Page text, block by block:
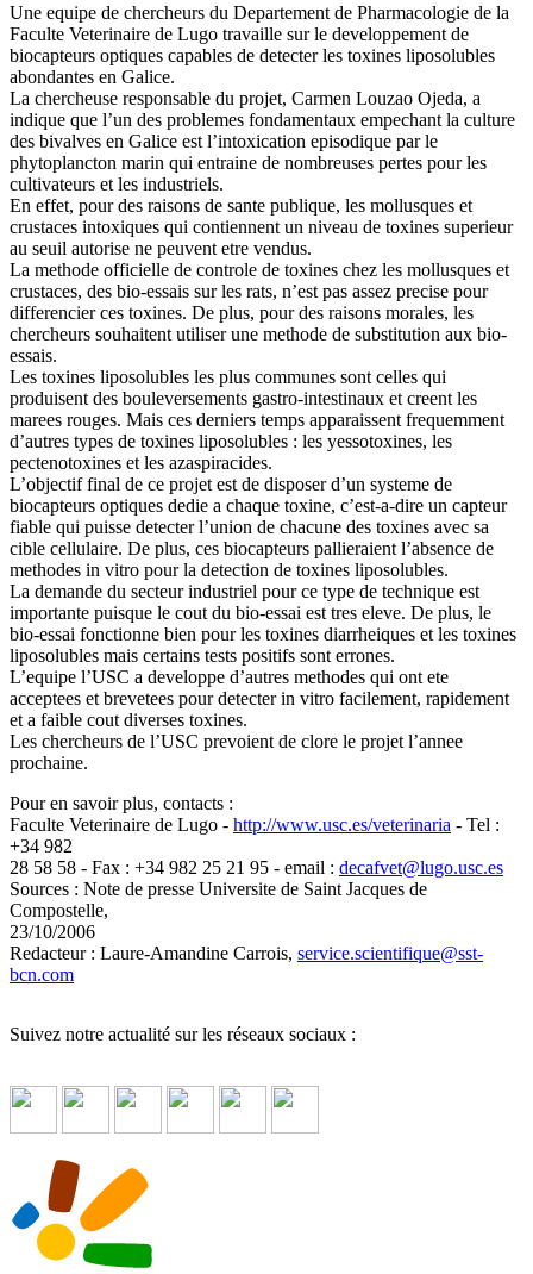
Une equipe de chercheurs du Departement de Pharmacologie de la
Faculte Veterinaire de Lugo travaille sur le developpement de
biocapteurs optiques capables de detecter les toxines liposolubles
abondantes en Galice.
La chercheuse responsable du projet, Carmen Louzao Ojeda, a
indique que l’un des problemes fondamentaux empechant la culture
des bivalves en Galice est l’intoxication episodique par le
phytoplancton marin qui entraine de nombreuses pertes pour les
cultivateurs et les industriels.
En effet, pour des raisons de sante publique, les mollusques et
crustaces intoxiques qui contiennent un niveau de toxines superieur
au seuil autorise ne peuvent etre vendus.
La methode officielle de controle de toxines chez les mollusques et
crustaces, des bio-essais sur les rats, n’est pas assez precise pour
differencier ces toxines. De plus, pour des raisons morales, les
chercheurs souhaitent utiliser une methode de substitution aux bio-
essais.
Les toxines liposolubles les plus communes sont celles qui
produisent des bouleversements gastro-intestinaux et creent les
marees rouges. Mais ces derniers temps apparaissent frequemment
d’autres types de toxines liposolubles : les yessotoxines, les
pectenotoxines et les azaspiracides.
L’objectif final de ce projet est de disposer d’un systeme de
biocapteurs optiques dedie a chaque toxine, c’est-a-dire un capteur
fiable qui puisse detecter l’union de chacune des toxines avec sa
cible cellulaire. De plus, ces biocapteurs pallieraient l’absence de
methodes in vitro pour la detection de toxines liposolubles.
La demande du secteur industriel pour ce type de technique est
importante puisque le cout du bio-essai est tres eleve. De plus, le
bio-essai fonctionne bien pour les toxines diarrheiques et les toxines
liposolubles mais certains tests positifs sont errones.
L’equipe l’USC a developpe d’autres methodes qui ont ete
acceptees et brevetees pour detecter in vitro facilement, rapidement
et a faible cout diverses toxines.
Les chercheurs de l’USC prevoient de clore le projet l’annee
prochaine.
Pour en savoir plus, contacts :
Faculte Veterinaire de Lugo - http://www.usc.es/veterinaria - Tel :
+34 982
28 58 58 - Fax : +34 982 25 21 95 - email : decafvet@lugo.usc.es
Sources : Note de presse Universite de Saint Jacques de
Compostelle,
23/10/2006
Redacteur : Laure-Amandine Carrois, service.scientifique@sst-
bcn.com
Suivez notre actualité sur les réseaux sociaux :